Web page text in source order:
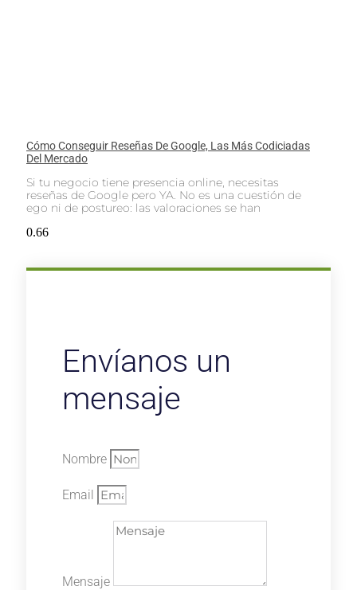
Cómo Conseguir Reseñas De Google, Las Más Codiciadas
Del Mercado
Si tu negocio tiene presencia online, necesitas
reseñas de Google pero YA. No es una cuestión de
ego ni de postureo: las valoraciones se han
Envíanos un
mensaje
Nombre
Email
Mensaje